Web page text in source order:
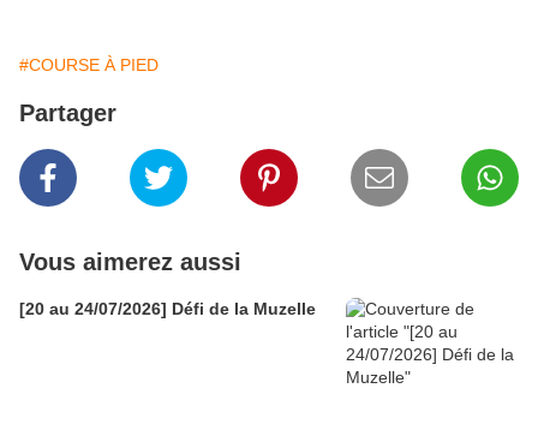
#COURSE À PIED
Partager
Vous aimerez aussi
[20 au 24/07/2026] Défi de la Muzelle